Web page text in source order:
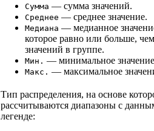
Сумма — сумма значений.
Среднее — среднее значение.
Медиана — медианное
которое равно или больше,
значений в группе.
Мин. — минимальное
Макс. — максимальное
Тип распределения, на основе
рассчитываются диапазоны с
легенде: